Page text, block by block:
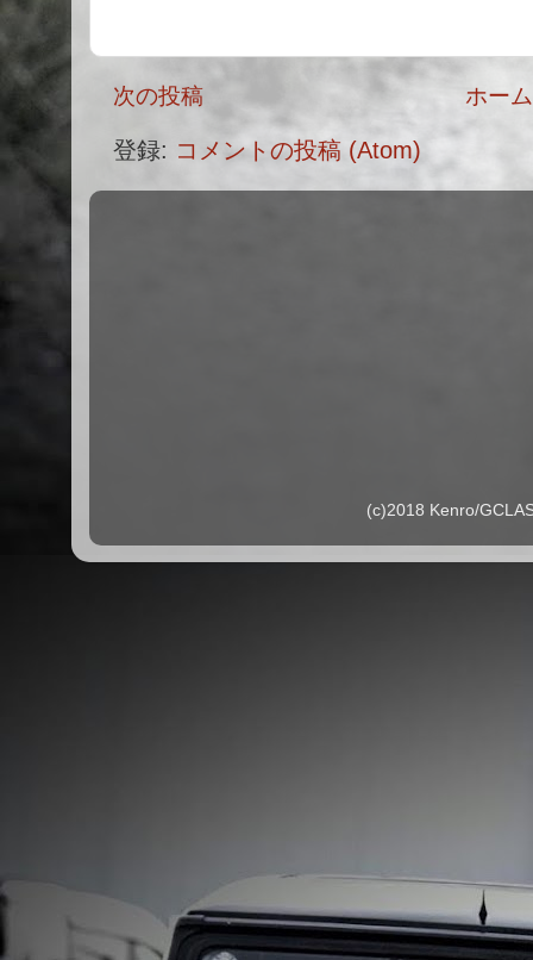
次の投稿 ホーム
登録: コメントの投稿 (Atom)
(c)2018 Kenro/